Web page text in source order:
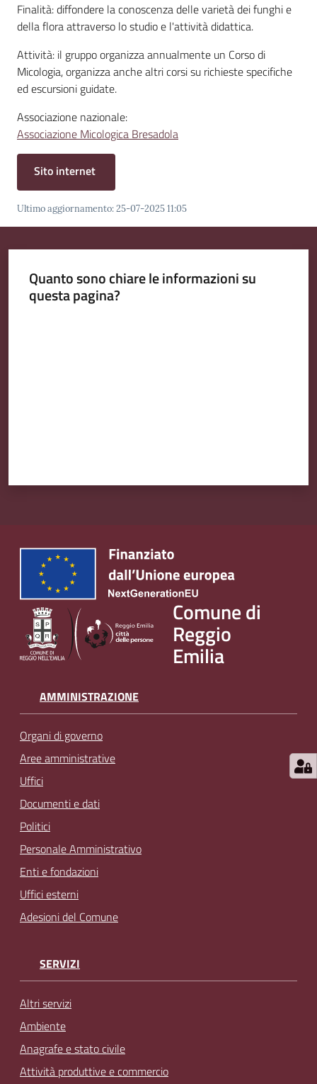
s
m
o
E
v
e
n
t
Finalità: diffondere la conoscenza delle varietà dei funghi e
della flora attraverso lo studio e l'attività didattica.
Attività: il gruppo organizza annualmente un Corso di
Micologia, organizza anche altri corsi su richieste specifiche
ed escursioni guidate.
​Associazione nazionale:
Associazione Micologica Bresadola
Sito internet
Ultimo aggiornamento:25-07-2025 11:05
Quanto sono chiare le informazioni su
questa pagina?
Comune di
Reggio
Emilia
AMMINISTRAZIONE
Organi di governo
Aree amministrative
Uffici
Documenti e dati
Politici
Personale Amministrativo
Enti e fondazioni
Uffici esterni
Adesioni del Comune
SERVIZI
Altri servizi
Ambiente
Anagrafe e stato civile
Attività produttive e commercio